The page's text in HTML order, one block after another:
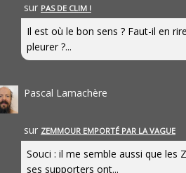
sur PAS DE CLIM !
Il est où le bon sens ? Faut-il en
pleurer ?...
Pascal Lamachère
sur ZEMMOUR EMPORTÉ PAR LA VAGUE
Souci : il me semble aussi que les
ses supporters ont...